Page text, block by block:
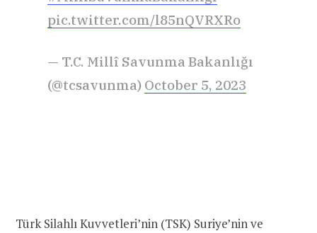
pic.twitter.com/l85nQVRXRo
— T.C. Millî Savunma Bakanlığı
(@tcsavunma) October 5, 2023
Türk Silahlı Kuvvetleri’nin (TSK) Suriye’nin ve